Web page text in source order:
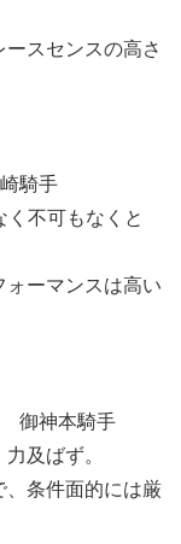
スセンスの高さ
騎手
不可もなくと
ォーマンスは高い
御神本騎手
及ばず。
、条件面的には厳